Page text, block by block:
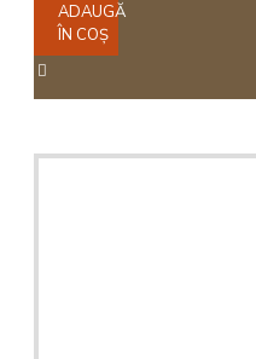
ADAUGĂ
ÎN COŞ